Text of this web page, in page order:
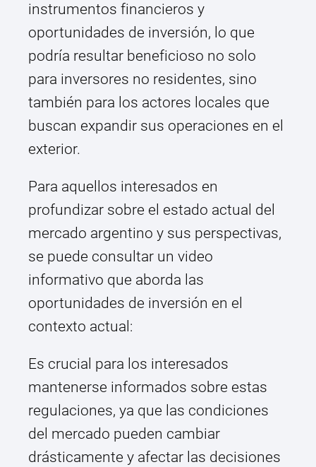
instrumentos financieros y
oportunidades de inversión, lo que
podría resultar beneficioso no solo
para inversores no residentes, sino
también para los actores locales que
buscan expandir sus operaciones en el
exterior.
Para aquellos interesados en
profundizar sobre el estado actual del
mercado argentino y sus perspectivas,
se puede consultar un video
informativo que aborda las
oportunidades de inversión en el
contexto actual:
Es crucial para los interesados
mantenerse informados sobre estas
regulaciones, ya que las condiciones
del mercado pueden cambiar
drásticamente y afectar las decisiones